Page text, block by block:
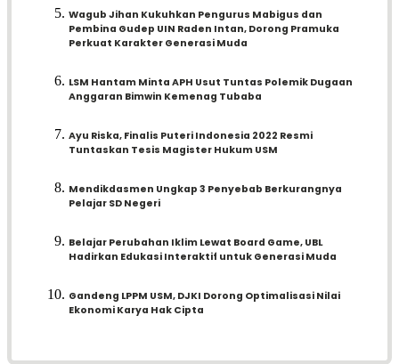
Wagub Jihan Kukuhkan Pengurus Mabigus dan
Pembina Gudep UIN Raden Intan, Dorong Pramuka
Perkuat Karakter Generasi Muda
LSM Hantam Minta APH Usut Tuntas Polemik Dugaan
Anggaran Bimwin Kemenag Tubaba
Ayu Riska, Finalis Puteri Indonesia 2022 Resmi
Tuntaskan Tesis Magister Hukum USM
Mendikdasmen Ungkap 3 Penyebab Berkurangnya
Pelajar SD Negeri
Belajar Perubahan Iklim Lewat Board Game, UBL
Hadirkan Edukasi Interaktif untuk Generasi Muda
Gandeng LPPM USM, DJKI Dorong Optimalisasi Nilai
Ekonomi Karya Hak Cipta